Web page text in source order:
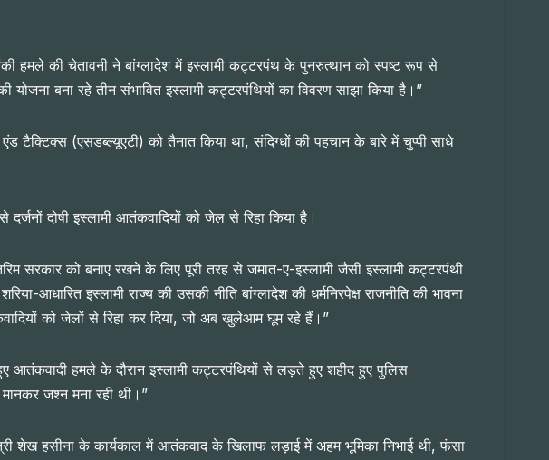
हमले की चेतावनी ने बांग्लादेश में इस्लामी कट्टरपंथ के पुनरुत्थान को स्पष्ट रूप से
बना रहे तीन संभावित इस्लामी कट्टरपंथियों का विवरण साझा किया है।”
टैक्टिक्स (एसडब्ल्यूएटी) को तैनात किया था, संदिग्धों की पहचान के बारे में चुप्पी साधे
दोषी इस्लामी आतंकवादियों को जेल से रिहा किया है।
सरकार को बनाए रखने के लिए पूरी तरह से जमात-ए-इस्लामी जैसी इस्लामी कट्टरपंथी
आधारित इस्लामी राज्य की उसकी नीति बांग्लादेश की धर्मनिरपेक्ष राजनीति की भावना
को जेलों से रिहा कर दिया, जो अब खुलेआम घूम रहे हैं।”
हमले के दौरान इस्लामी कट्टरपंथियों से लड़ते हुए शहीद हुए पुलिस
जश्न मना रही थी।”
शेख हसीना के कार्यकाल में आतंकवाद के खिलाफ लड़ाई में अहम भूमिका निभाई थी, फंसा